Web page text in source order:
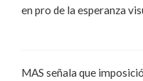
en pro de la esperanza
MAS señala que